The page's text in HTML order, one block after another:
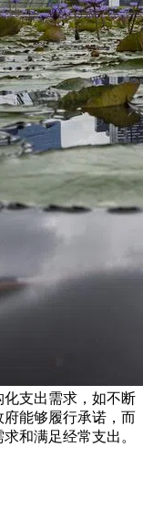
支出需求，如不断
能够履行承诺，而
和满足经常支出。